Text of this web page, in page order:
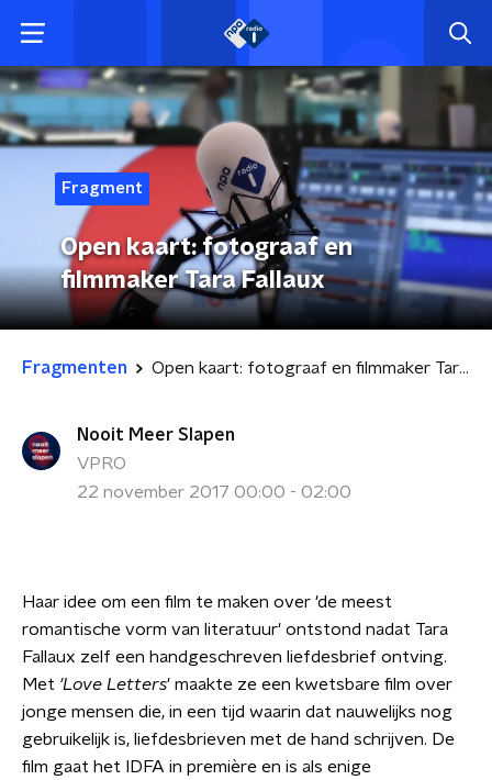
Fragment
Open kaart: fotograaf en
filmmaker Tara Fallaux
Fragmenten Open kaart: fotograaf en filmmaker Tara Fallaux
Nooit Meer Slapen
VPRO
22 november 2017 00:00 - 02:00
Haar idee om een film te maken over 'de meest
romantische vorm van literatuur' ontstond nadat Tara
Fallaux zelf een handgeschreven liefdesbrief ontving.
Met 'Love Letters' maakte ze een kwetsbare film over
jonge mensen die, in een tijd waarin dat nauwelijks nog
gebruikelijk is, liefdesbrieven met de hand schrijven. De
film gaat het IDFA in première en is als enige